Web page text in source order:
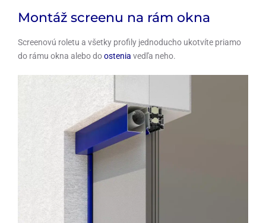
Montáž screenu na rám okna
Screenovú roletu a všetky profily jednoducho ukotvíte priamo
do rámu okna alebo doostenia vedľa neho.